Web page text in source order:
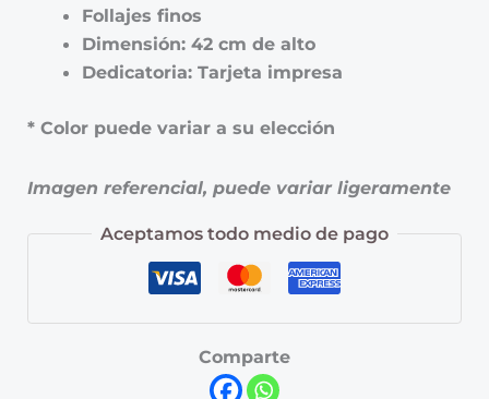
Follajes finos
Dimensión: 42 cm de alto
Dedicatoria: Tarjeta impresa
* Color puede variar a su elección
Imagen referencial, puede variar ligeramente
Aceptamos todo medio de pago
Comparte